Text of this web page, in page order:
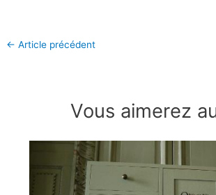
← Article précédent
Vous aimerez